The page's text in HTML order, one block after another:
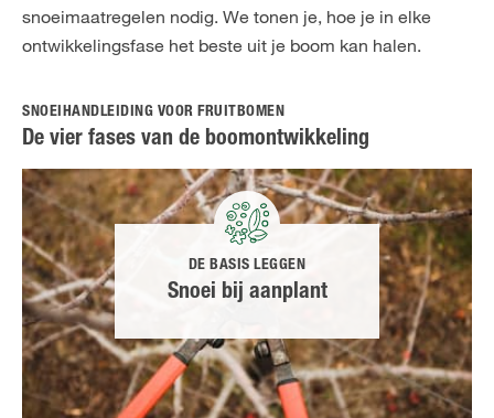
snoeimaatregelen nodig. We tonen je, hoe je in elke
ontwikkelingsfase het beste uit je boom kan halen.
SNOEIHANDLEIDING VOOR FRUITBOMEN
De vier fases van de boomontwikkeling
DE BASIS LEGGEN
Snoei bij aanplant